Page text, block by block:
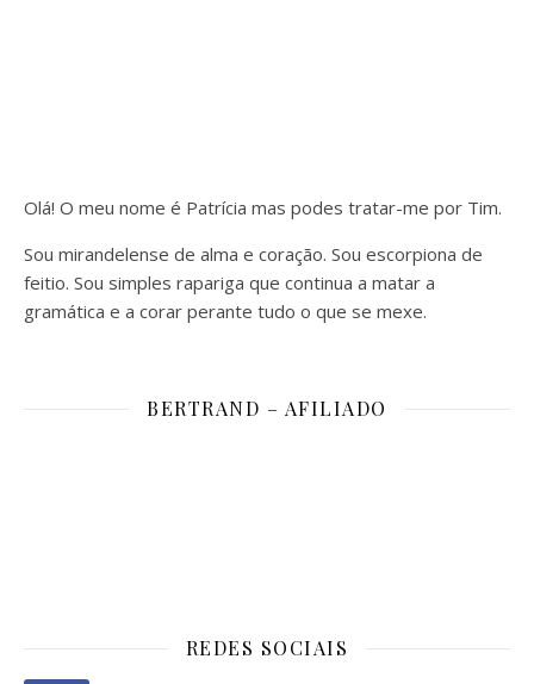
Olá! O meu nome é Patrícia mas podes tratar-me por Tim.
Sou mirandelense de alma e coração. Sou escorpiona de
feitio. Sou simples rapariga que continua a matar a
gramática e a corar perante tudo o que se mexe.
BERTRAND – AFILIADO
REDES SOCIAIS